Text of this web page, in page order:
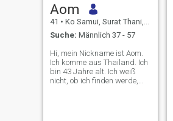
Aom
41 • Ko Samui, Surat Thani, Thailand
Suche: Männlich 37 - 57
Hi, mein Nickname ist Aom.
Ich komme aus Thailand. Ich
bin 43 Jahre alt. Ich weiß
nicht, ob ich finden werde,